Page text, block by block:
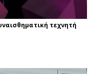
τεχνητή